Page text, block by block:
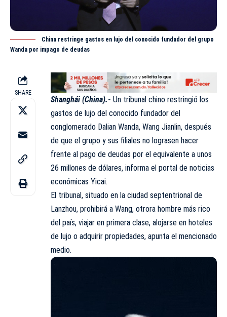
China restringe gastos en lujo del conocido fundador del grupo
Wanda por impago de deudas
SHARE
Shanghái (China).- Un tribunal chino restringió los
gastos de lujo del conocido fundador del
conglomerado Dalian Wanda, Wang Jianlin, después
de que el grupo y sus filiales no lograsen hacer
frente al pago de deudas por el equivalente a unos
26 millones de dólares, informa el portal de noticias
económicas Yicai.
El tribunal, situado en la ciudad septentrional de
Lanzhou, prohibirá a Wang, otrora hombre más rico
del país, viajar en primera clase, alojarse en hoteles
de lujo o adquirir propiedades, apunta el mencionado
medio.